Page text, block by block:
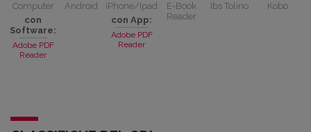
Computer
con
Software:
Adobe PDF
Reader
Android
iPhone/Ipad
con App:
Adobe PDF
Reader
E-Book
Reader
Ibs Tolino Kobo